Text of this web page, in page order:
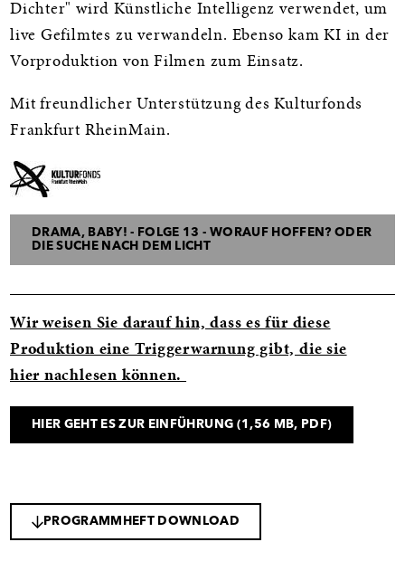
Dichter" wird Künstliche Intelligenz verwendet, um
live Gefilmtes zu verwandeln. Ebenso kam KI in der
Vorproduktion von Filmen zum Einsatz.
Mit freundlicher Unterstützung des Kulturfonds
Frankfurt RheinMain.
DRAMA, BABY! - FOLGE 13 - WORAUF HOFFEN? ODER
DIE SUCHE NACH DEM LICHT
Wir weisen Sie darauf hin, dass es für diese
Produktion eine Triggerwarnung gibt, die sie
hier nachlesen können.
HIER GEHT ES ZUR EINFÜHRUNG (1,56 MB, PDF)
PROGRAMMHEFT DOWNLOAD